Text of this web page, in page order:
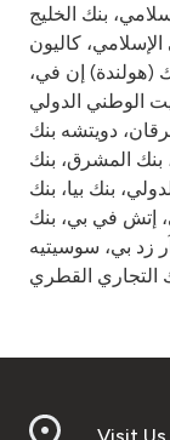
بنك الخليج
كاليون
(هولندة) إن في،
الوطني الدولي
دويتشه بنك
بنك المشرق، بنك
بنك بيا، بنك
إتش في بي، بنك
زد بي، سوسيتيه
التجاري القطري